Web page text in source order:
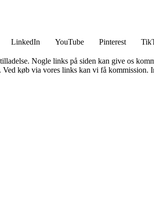
LinkedIn YouTube Pinterest
Nogle links på siden kan give os
køb via vores links kan vi få kommission.